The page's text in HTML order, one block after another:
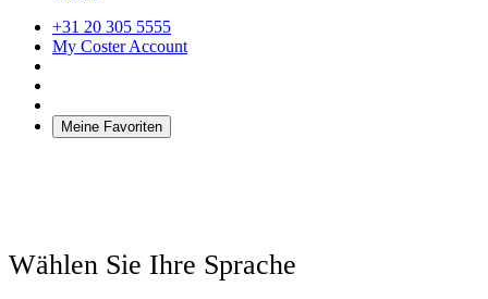
+31 20 305 5555
My Coster Account
Meine Favoriten
Wählen Sie Ihre Sprache